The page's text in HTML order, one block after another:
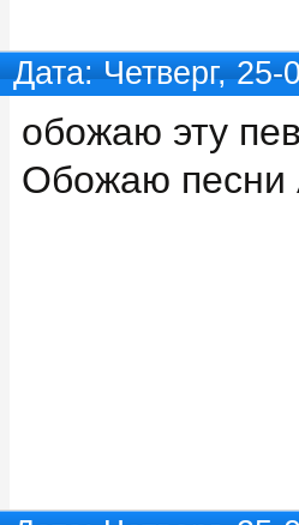
Дата: Четверг,
обожаю эту
Обожаю песни